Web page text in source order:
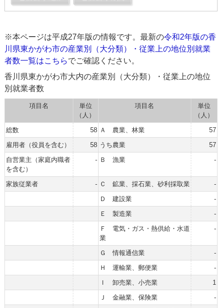
※本ページは平成27年版の情報です。最新の令和2年版の香
川県東かがわ市の産業別（大分類）・従業上の地位別就業
者数一覧はこちらでご確認ください。
香川県東かがわ市大内の産業別（大分類）・従業上の地位
別就業者数
項目名
単位
（人）
項目名
単位
（人）
総数
58 Ａ 農業、林業
57
雇用者（役員を含む）
58 うち農業
57
自営業主（家庭内職者
を含む）
- Ｂ 漁業 -
家族従業者 - Ｃ 鉱業、採石業、砂利採取業
-
Ｄ 建設業
-
Ｅ 製造業
-
Ｆ 電気・ガス・熱供給・水道
業
-
Ｇ 情報通信業
-
Ｈ 運輸業、郵便業
-
Ｉ 卸売業、小売業
1
Ｊ 金融業、保険業
-